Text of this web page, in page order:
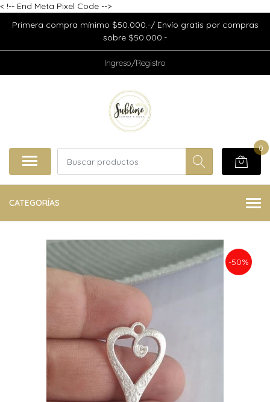
< !-- End Meta Pixel Code -->
Primera compra mínimo $50.000.-/ Envío gratis por compras
sobre $50.000.-
Ingreso/Registro
0
CATEGORÍAS
-50%